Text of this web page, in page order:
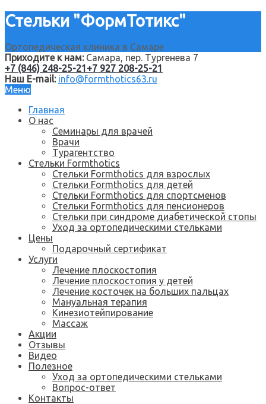
Стельки "ФормТотикс"
Ортопедическая клиника в Самаре
Приходите к нам:Самара, пер. Тургенева 7
+7 (846) 248-25-21 +7 927 208-25-21
Наш E-mail: info@formthotics63.ru
Меню
Главная
О нас
Семинары для врачей
Врачи
Турагентство
Стельки Formthotics
Стельки Formthotics для взрослых
Стельки Formthotics для детей
Стельки Formthotics для спортсменов
Стельки Formthotics для пенсионеров
Стельки при синдроме диабетической стопы
Уход за ортопедическими стельками
Цены
Подарочный сертификат
Услуги
Лечение плоскостопия
Лечение плоскостопия у детей
Лечение косточек на больших пальцах
Мануальная терапия
Кинезиотейпирование
Массаж
Акции
Отзывы
Видео
Полезное
Уход за ортопедическими стельками
Вопрос-ответ
Контакты